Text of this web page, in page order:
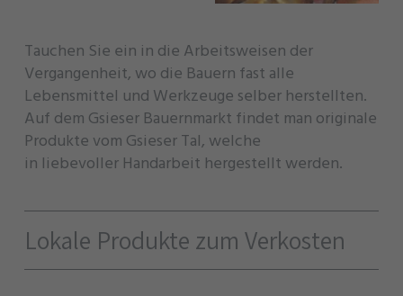
Tauchen Sie ein in die Arbeitsweisen der
Vergangenheit, wo die Bauern fast alle
Lebensmittel und Werkzeuge selber herstellten.
Auf dem Gsieser Bauernmarkt findet man originale
Produkte vom Gsieser Tal, welche
in liebevoller Handarbeit hergestellt werden.
Lokale Produkte zum Verkosten